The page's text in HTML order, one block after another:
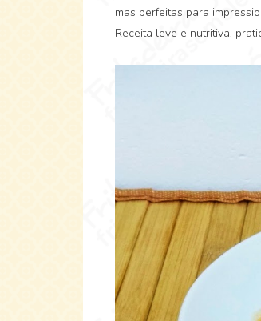
mas perfeitas para
Receita leve e nutritiva,